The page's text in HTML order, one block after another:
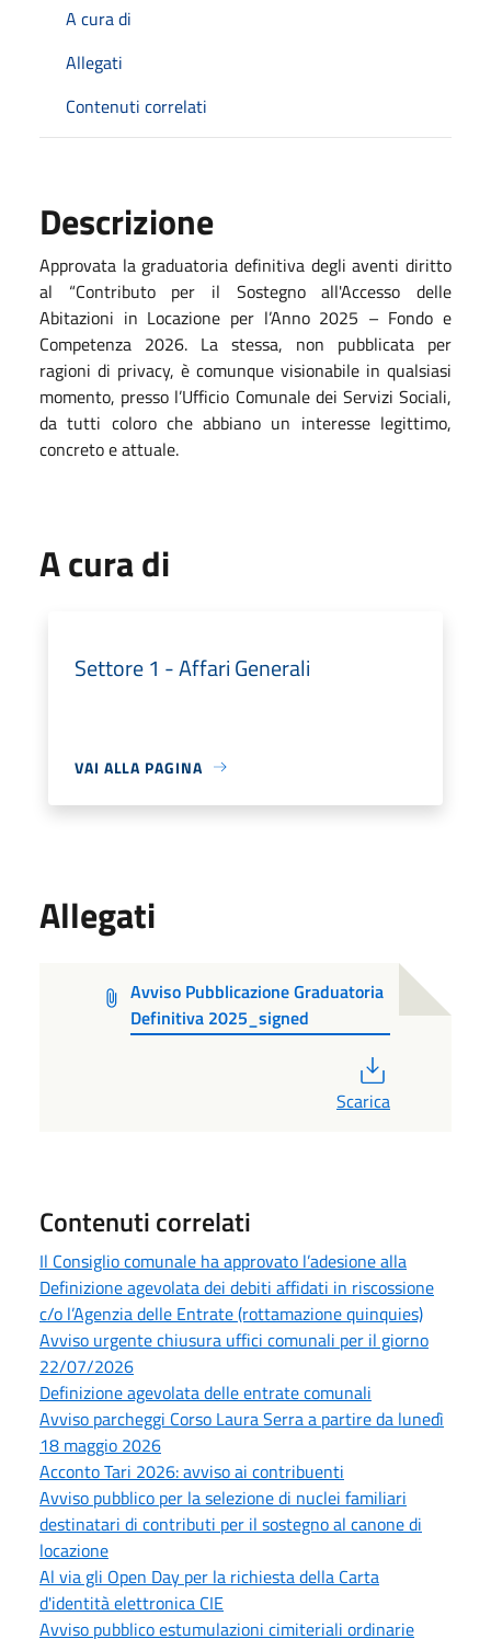
A cura di
Allegati
Contenuti correlati
Descrizione
Approvata la graduatoria definitiva degli aventi diritto
al “Contributo per il Sostegno all'Accesso delle
Abitazioni in Locazione per l’Anno 2025 – Fondo e
Competenza 2026. La stessa, non pubblicata per
ragioni di privacy, è comunque visionabile in qualsiasi
momento, presso l’Ufficio Comunale dei Servizi Sociali,
da tutti coloro che abbiano un interesse legittimo,
concreto e attuale.
A cura di
Settore 1 - Affari Generali
VAI ALLA PAGINA
Allegati
Avviso Pubblicazione Graduatoria
Definitiva 2025_signed
Scarica
Contenuti correlati
Il Consiglio comunale ha approvato l’adesione alla
Definizione agevolata dei debiti affidati in riscossione
c/o l’Agenzia delle Entrate (rottamazione quinquies)
Avviso urgente chiusura uffici comunali per il giorno
22/07/2026
Definizione agevolata delle entrate comunali
Avviso parcheggi Corso Laura Serra a partire da lunedì
18 maggio 2026
Acconto Tari 2026: avviso ai contribuenti
Avviso pubblico per la selezione di nuclei familiari
destinatari di contributi per il sostegno al canone di
locazione
Al via gli Open Day per la richiesta della Carta
d'identità elettronica CIE
Avviso pubblico estumulazioni cimiteriali ordinarie